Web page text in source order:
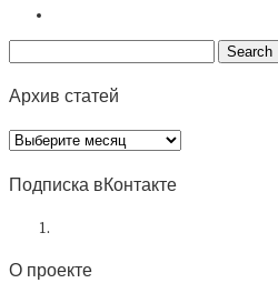
Архив статей
Архив
статей
Подписка вКонтакте
О проекте